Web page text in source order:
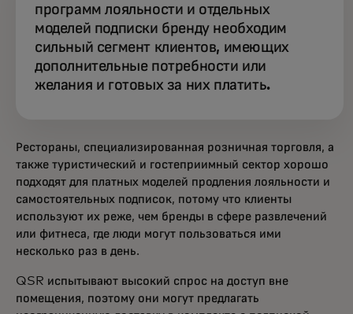
программ лояльности и отдельных
моделей подписки бренду необходим
сильный сегмент клиентов, имеющих
дополнительные потребности или
желания и готовых за них платить.
Рестораны, специализированная розничная торговля, а
также туристический и гостеприимный сектор хорошо
подходят для платных моделей продления лояльности и
самостоятельных подписок, потому что клиенты
используют их реже, чем бренды в сфере развлечений
или фитнеса, где люди могут пользоваться ими
несколько раз в день.
QSR испытывают высокий спрос на доступ вне
помещения, поэтому они могут предлагать